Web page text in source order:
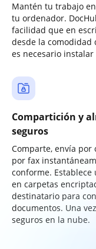
Mantén tu trabajo
tu ordenador.
facilidad que en
desde la
es necesario
Compartición y
seguros
Comparte, envía por
por fax
conforme. Establece
en carpetas
destinatario para
documentos. Una
seguros en la nube.